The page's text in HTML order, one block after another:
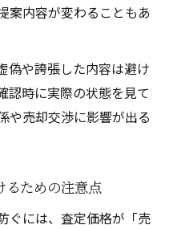
案内容が変わることもあ
偽や誇張した内容は避け
認時に実際の状態を見て
や売却交渉に影響が出る
るための注意点
ぐには、査定価格が「売